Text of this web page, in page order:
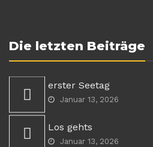
Die letzten Beiträge
erster Seetag
Januar 13, 2026
Los gehts
Januar 13, 2026